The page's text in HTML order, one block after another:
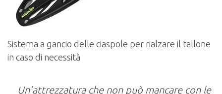
Sistema a gancio delle ciaspole per rialzare il tallone
in caso di necessità
Un’attrezzatura che non può mancare con le